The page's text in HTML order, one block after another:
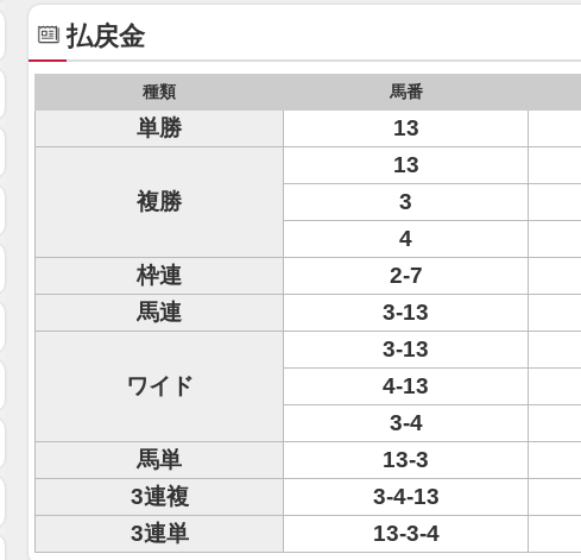
払戻金
種類 馬番
単勝 13
複勝
13
3
4
枠連
2-7
馬連
3-13
ワイド
3-13
4-13
3-4
馬単
13-3
3連複
3-4-13
3連単
13-3-4